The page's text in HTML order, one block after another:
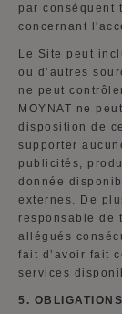
par conséquent
concernant
Le Site peut
ou d’autres
ne peut
MOYNAT ne
disposition de
supporter
publicités,
donnée
externes. De
responsable de
allégués
fait d’avoir fait
services
5.